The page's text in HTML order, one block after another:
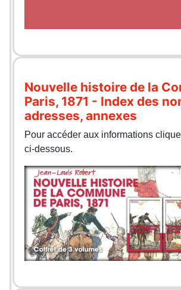
Nouvelle histoire de la
Paris, 1871 - Index des
adresses, annexes
Pour accéder aux informations
ci-dessous.